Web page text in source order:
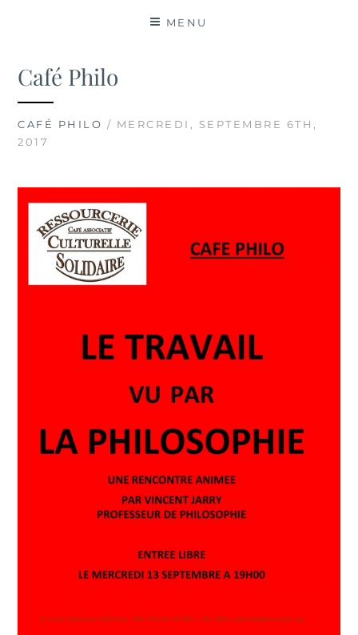
MENU
Café Philo
CAFÉ PHILO / MERCREDI, SEPTEMBRE 6TH,
2017